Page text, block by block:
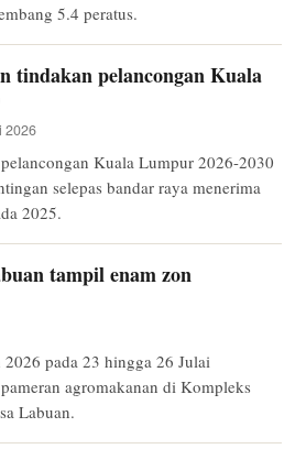
5.4 peratus.
tindakan pelancongan Kuala
2026
Kuala Lumpur 2026-2030
selepas bandar raya menerima
2025.
tampil enam zon
pada 23 hingga 26 Julai
agromakanan di Kompleks
Labuan.